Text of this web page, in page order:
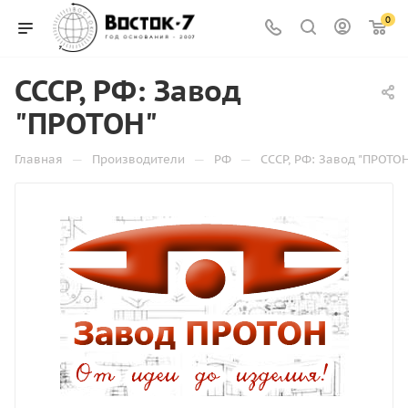
0
СССР, РФ: Завод
"ПРОТОН"
Главная — Производители — РФ — СССР, РФ: Завод